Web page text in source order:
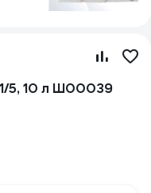
5, 10 л Ш00039